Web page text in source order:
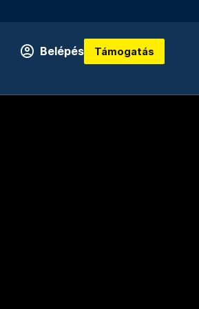
Belépés Támogatás